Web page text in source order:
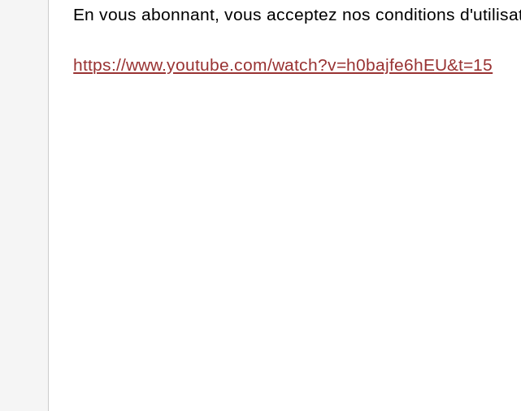
En vous abonnant, vous acceptez nos conditions
https://www.youtube.com/watch?v=h0bajfe6hEU&t=15